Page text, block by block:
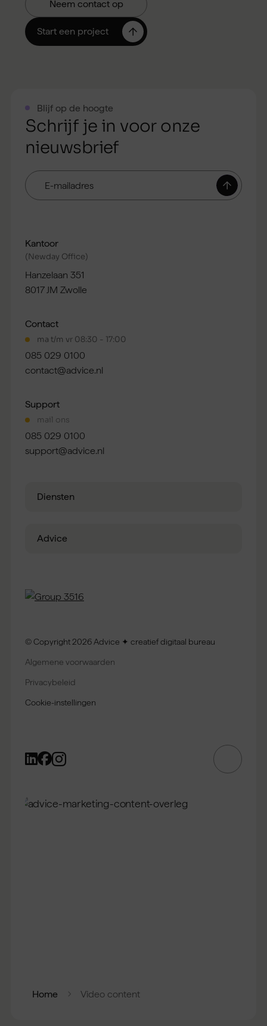
Blijf op de hoogte
Schrijf je in voor onze
nieuwsbrief
E-
mailadres
Kantoor
(Newday Office)
Hanzelaan 351
8017 JM Zwolle
Contact
ma t/m vr 08:30 - 17:00
085 029 0100
contact@advice.nl
Support
mail ons
085 029 0100
support@advice.nl
Diensten
Advice
© Copyright 2026 Advice ✦ creatief digitaal bureau
Algemene voorwaarden
Privacybeleid
Cookie-instellingen
Home Video content